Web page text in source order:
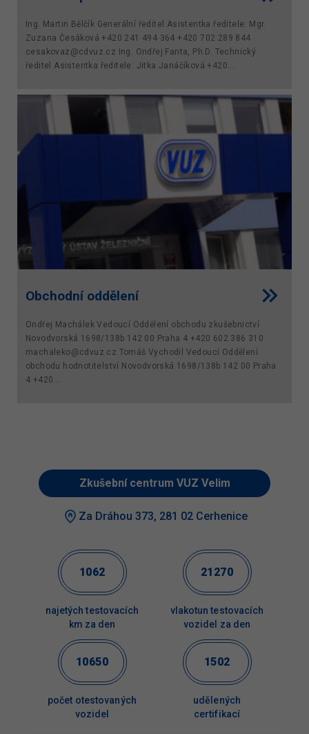
Ing. Martin Bělčík Generální ředitel Asistentka ředitele: Mgr.
Zuzana Česáková +420 241 494 364 +420 702 289 844
cesakovaz@cdvuz.cz Ing. Ondřej Fanta, Ph.D. Technický
ředitel Asistentka ředitele: Jitka Janáčíková +420...
Obchodní oddělení
Ondřej Machálek Vedoucí Oddělení obchodu zkušebnictví
Novodvorská 1698/138b 142 00 Praha 4 +420 602 386 310
machaleko@cdvuz.cz Tomáš Vychodil Vedoucí Oddělení
obchodu hodnotitelství Novodvorská 1698/138b 142 00 Praha
4 +420...
Zkušební centrum VUZ Velim
Za Dráhou 373, 281 02 Cerhenice
1062
najetých testovacích
km za den
21270
vlakotun testovacích
vozidel za den
10650
počet otestovaných
vozidel
1502
udělených
certifikací